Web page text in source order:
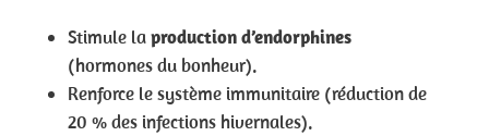
Stimule laproduction d’endorphines
(hormones du bonheur).
Renforce le système immunitaire (réduction de
20 % des infections hivernales).